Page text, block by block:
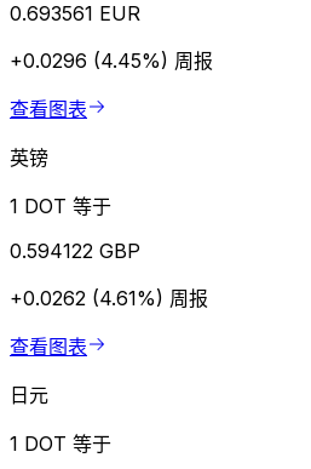
0.693561 EUR
+0.0296 (4.45%) 周报
查看图表
英镑
1 DOT 等于
0.594122 GBP
+0.0262 (4.61%) 周报
查看图表
日元
1 DOT 等于